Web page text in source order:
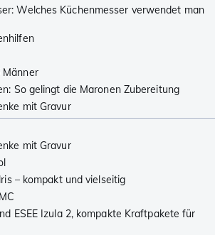
Welches Küchenmesser verwendet man
Männer
So gelingt die Maronen Zubereitung
mit Gravur
mit Gravur
– kompakt und vielseitig
ESEE Izula 2, kompakte Kraftpakete für